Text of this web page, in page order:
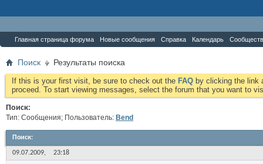
Главная страница форума Новые сообщения Справка Календарь
Поиск Результаты поиска
If this is your first visit, be sure to check out the FAQ by clicking the link
proceed. To start viewing messages, select the forum that you want to
Поиск:
Тип: Сообщения; Пользователь: Bend
Поиск:
09.07.2009, 23:18